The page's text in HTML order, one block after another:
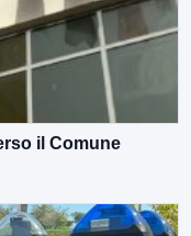
il Comune